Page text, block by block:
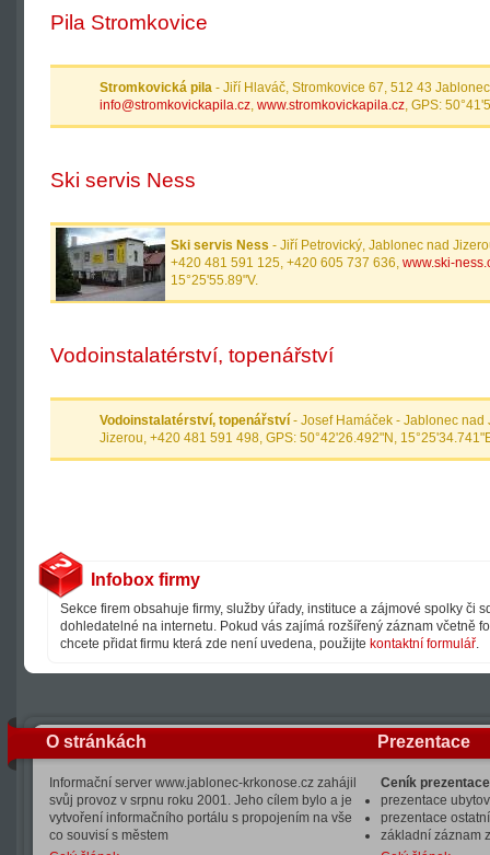
Pila Stromkovice
Stromkovická pila - Jiří Hlaváč, Stromkovice 67, 512 43
info@stromkovickapila.cz, www.stromkovickapila.cz, GPS:
Ski servis Ness
Ski servis Ness - Jiří Petrovický, Jablonec nad
+420 481 591 125, +420 605 737 636, www.ski-
15°25'55.89"V.
Vodoinstalatérství, topenářství
Vodoinstalatérství, topenářství - Josef Hamáček - Jablonec
Jizerou, +420 481 591 498, GPS: 50°42'26.492"N,
Infobox firmy
Sekce firem obsahuje firmy, služby úřady, instituce a zájmové spolky či
dohledatelné na internetu. Pokud vás zajímá rozšířený záznam včetně
chcete přidat firmu která zde není uvedena, použijte kontaktní formulář.
O stránkách
Informační server www.jablonec-krkonose.cz zahájil
svůj provoz v srpnu roku 2001. Jeho cílem bylo a je
vytvoření informačního portálu s propojením na vše
co souvisí s městem
Prezentace
Ceník
prezentace
prezentace
základní záznam